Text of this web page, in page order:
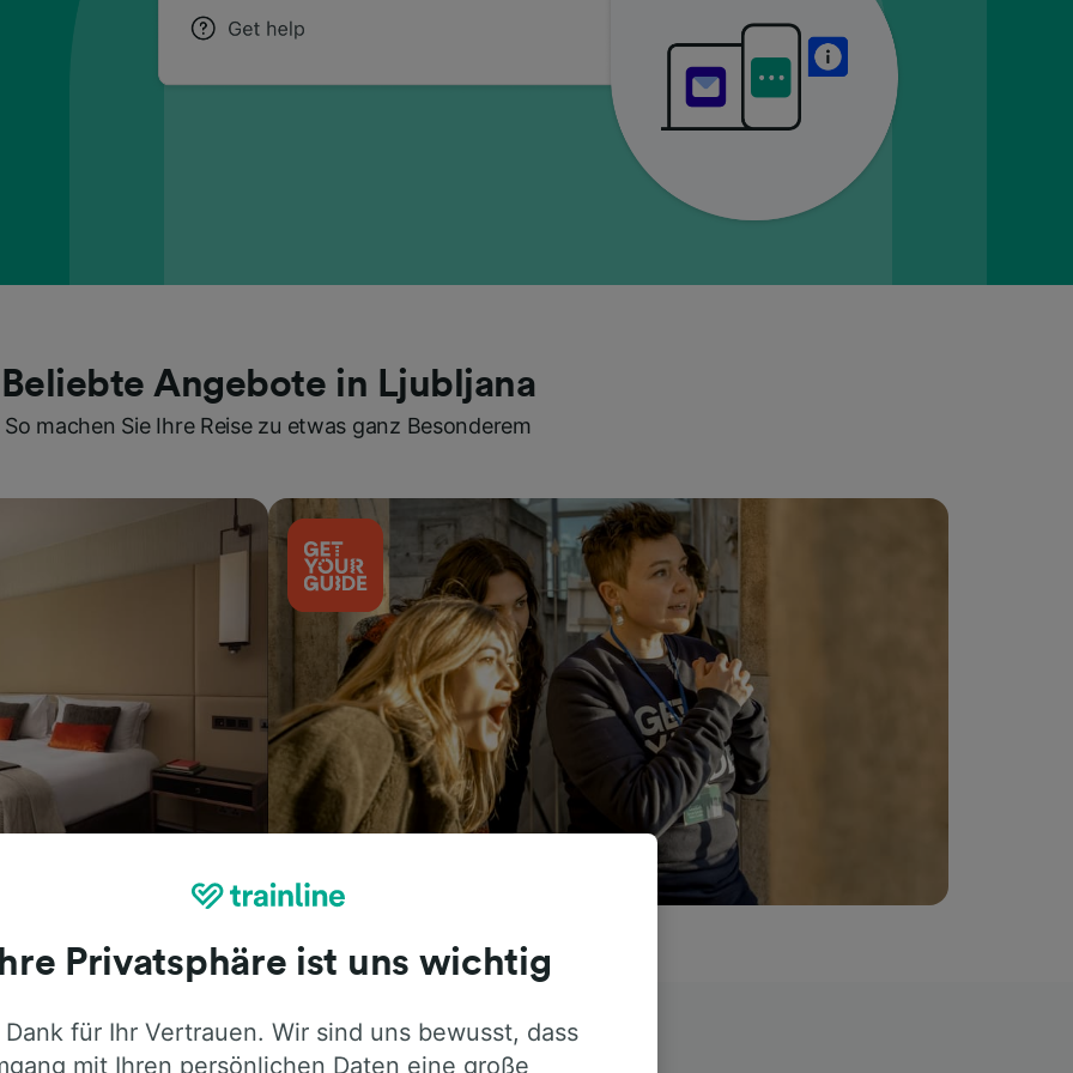
Beliebte Angebote in Ljubljana
So machen Sie Ihre Reise zu etwas ganz Besonderem
ehrliche Meinung von Trainline-Nutzern
Ihre Privatsphäre ist uns wichtig
für Ihr Vertrauen. Wir sind uns bewusst, dass
mit Ihren persönlichen Daten eine große